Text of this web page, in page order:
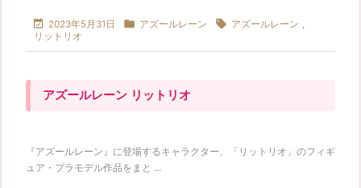
 2023年5月31日  アズールレーン  アズールレーン ,
リットリオ
アズールレーン リットリオ
『アズールレーン』に登場するキャラクター、「リットリオ」のフィギ
ュア・プラモデル作品をまと ...